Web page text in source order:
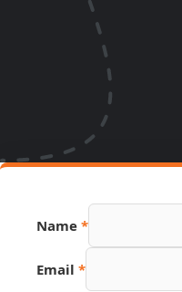
Name *
Email *